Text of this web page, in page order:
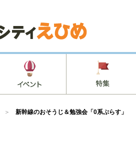
＞ 新幹線のおそうじ＆勉強会「0系ぷらす」